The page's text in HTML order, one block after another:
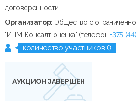
договоренности.
Организатор: Общество с
"ИПМ-Консалт оценка" (телефон+375
количество участников 0
АУКЦИОН ЗАВЕРШЕН